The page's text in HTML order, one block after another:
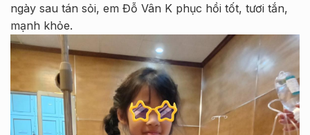
ngày sau tán sỏi, em Đỗ Vân K phục hồi tốt, tươi tắn,
mạnh khỏe.